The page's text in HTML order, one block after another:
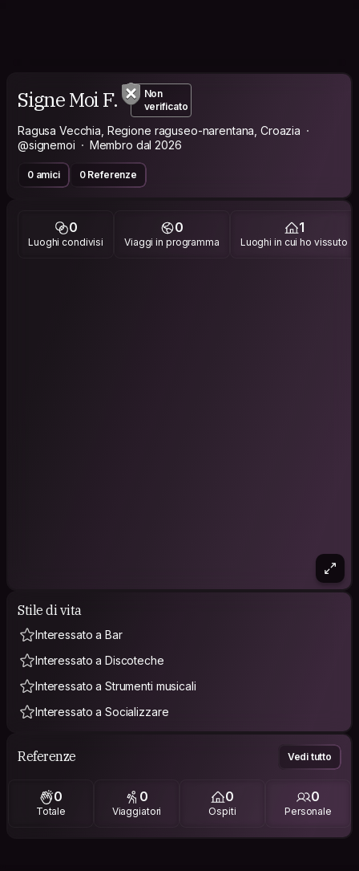
Signe Moi F.
Non
verificato
Ragusa Vecchia, Regione raguseo-narentana, Croazia
@signemoi
Membro dal 2026
0 amici 0 Referenze
0
Luoghi condivisi
0
Viaggi in programma
1
Luoghi in cui ho vissuto
Stile di vita
Interessato a Bar
Interessato a Discoteche
Interessato a Strumenti musicali
Interessato a Socializzare
Referenze Vedi tutto
0
Totale
0
Viaggiatori
0
Ospiti
0
Personale